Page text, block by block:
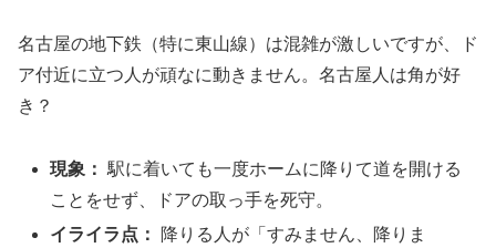
名古屋の地下鉄（特に東山線）は混雑が激しいですが、ド
ア付近に立つ人が頑なに動きません。名古屋人は角が好
き？
現象： 駅に着いても一度ホームに降りて道を開ける
ことをせず、ドアの取っ手を死守。
イライラ点：
降りる人が「すみません、降りま